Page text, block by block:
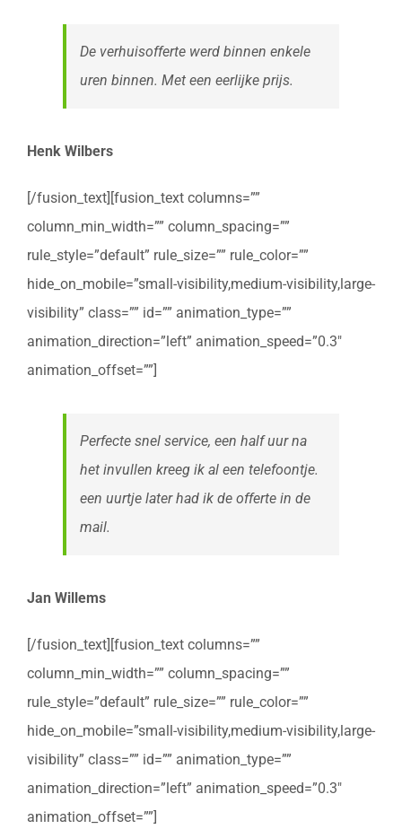
De verhuisofferte werd binnen enkele
uren binnen. Met een eerlijke prijs.
Henk Wilbers
[/fusion_text][fusion_text columns=””
column_min_width=”” column_spacing=””
rule_style=”default” rule_size=”” rule_color=””
hide_on_mobile=”small-visibility,medium-visibility,large-
visibility” class=”” id=”” animation_type=””
animation_direction=”left” animation_speed=”0.3″
animation_offset=””]
Perfecte snel service, een half uur na
het invullen kreeg ik al een telefoontje.
een uurtje later had ik de offerte in de
mail.
Jan Willems
[/fusion_text][fusion_text columns=””
column_min_width=”” column_spacing=””
rule_style=”default” rule_size=”” rule_color=””
hide_on_mobile=”small-visibility,medium-visibility,large-
visibility” class=”” id=”” animation_type=””
animation_direction=”left” animation_speed=”0.3″
animation_offset=””]